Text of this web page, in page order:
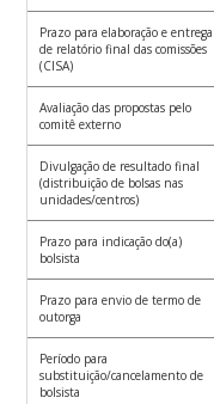
Prazo para elaboração e entrega
de relatório final das comissões
(CISA)
Avaliação das propostas pelo
comitê externo
Divulgação de resultado final
(distribuição de bolsas nas
unidades/centros)
Prazo para indicação do(a)
bolsista
Prazo para envio de termo de
outorga
Período para
substituição/cancelamento de
bolsista